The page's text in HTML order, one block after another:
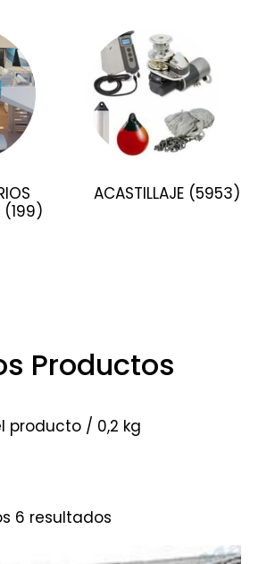
(199)
ACASTILLAJE (5953)
Productos
producto / 0,2 kg
6 resultados